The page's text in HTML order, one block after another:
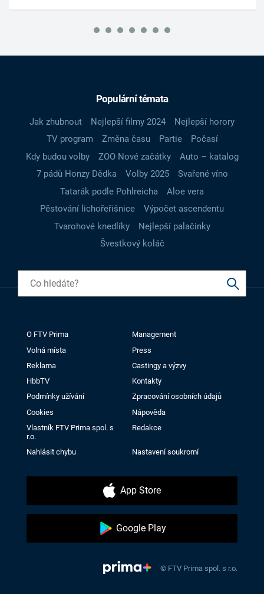
Populární témata
Jak zhubnout Nejlepší filmy 2024
Nejlepší horory
TV program
Změna času Partie
Počasí
Kdy budou volby
ZOO Nové začátky
Auto – katalog
7 pádů Honzy Dědka
Volby 2025
Svařené víno
Tatarák podle Pohlreicha
Aloe vera
Pěstování lichořeřišnice
Výpočet ascendentu
Tvarohové knedlíky
Nejlepší palačinky
Švestkový koláč
O FTV Prima
Management
Volná místa
Press
Reklama
Castingy a výzvy
HbbTV
Kontakty
Podmínky užívání
Zpracování osobních údajů
Cookies
Nápověda
Vlastník FTV Prima spol. s
r.o.
Redakce
Nahlásit chybu Nastavení soukromí
App Store
Google Play
© FTV Prima spol. s r.o.